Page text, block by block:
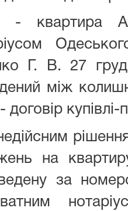
- квартира
Г. В. 27
між
договір
на
за